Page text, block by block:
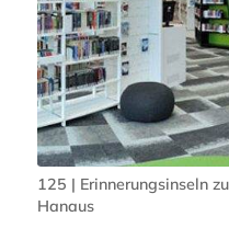
125 | Erinnerungsinseln
Hanaus